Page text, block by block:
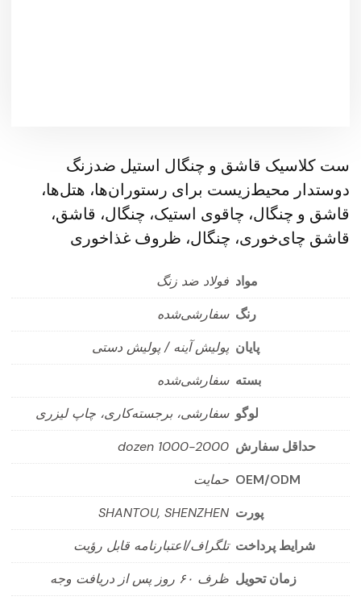
ست کلاسیک قاشق و چنگال استیل ضدزنگ
دوستدار محیط‌زیست برای رستوران‌ها، هتل‌ها،
قاشق و چنگال، چاقوی استیک، چنگال، قاشق،
قاشق چای‌خوری، چنگال، ظروف غذاخوری
مواد فولاد ضد زنگ
رنگ سفارشی‌شده
پایان پولیش آینه / پولیش دستی
بسته سفارشی‌شده
لوگو سفارشی، برجسته‌کاری، چاپ لیزری
حداقل سفارش 1000-2000 dozen
OEM/ODM حمایت
پورت SHANTOU, SHENZHEN
شرایط پرداخت تلگراف/اعتبارنامه قابل رؤیت
زمان تحویل ظرف ۶۰ روز پس از دریافت وجه